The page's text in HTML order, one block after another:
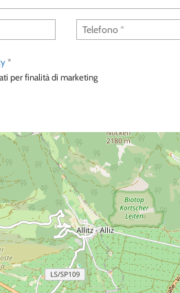
*
per finalità di marketing